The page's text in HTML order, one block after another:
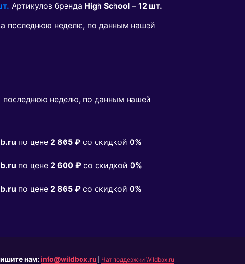
Артикулов бренда High School – 12 шт.
последнюю неделю, по данным нашей
последнюю неделю, по данным нашей
по цене 2 865 ₽ co скидкой 0%
по цене 2 600 ₽ co скидкой 0%
по цене 2 865 ₽ co скидкой 0%
нам:info@wildbox.ru Чат поддержки Wildbox.ru